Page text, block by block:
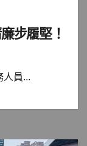
步履堅！
人員...